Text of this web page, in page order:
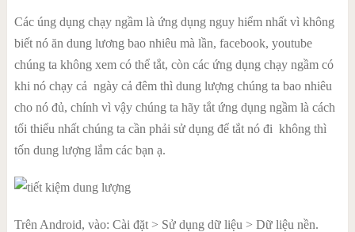
Các úng dụng chạy ngầm là ứng dụng nguy hiểm nhất vì không
biết nó ăn dung lương bao nhiêu mà lần, facebook, youtube
chúng ta không xem có thể tắt, còn các ứng dụng chạy ngầm có
khi nó chạy cả ngày cả đêm thì dung lượng chúng ta bao nhiêu
cho nó đủ, chính vì vậy chúng ta hãy tắt ứng dụng ngầm là cách
tối thiểu nhất chúng ta cần phải sử dụng để tắt nó đi không thì
tốn dung lượng lắm các bạn ạ.
Trên Android, vào: Cài đặt > Sử dụng dữ liệu > Dữ liệu nền.